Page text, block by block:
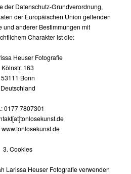
der Datenschutz-Grundverordnung,
der Europäischen Union geltenden
und anderer Bestimmungen mit
Charakter ist die:
Heuser Fotografie
Kölnstr. 163
53111 Bonn
Deutschland
0177 7807301
3. Cookies
Larissa Heuser Fotografie verwenden